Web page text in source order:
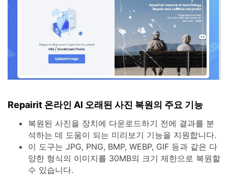
Repairit 온라인 AI 오래된 사진 복원의 주요 기능
복원된 사진을 장치에 다운로드하기 전에 결과를 분
석하는 데 도움이 되는 미리보기 기능을 지원합니다.
이 도구는 JPG, PNG, BMP, WEBP, GIF 등과 같은 다
양한 형식의 이미지를 30MB의 크기 제한으로 복원할
수 있습니다.